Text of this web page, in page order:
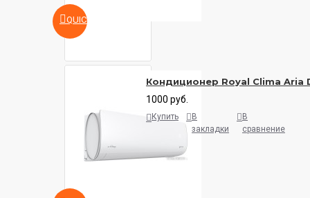
QUICKVIEW
Кондиционер Royal Clima Aria
1000 руб.
Купить
В
закладки
В
сравнение